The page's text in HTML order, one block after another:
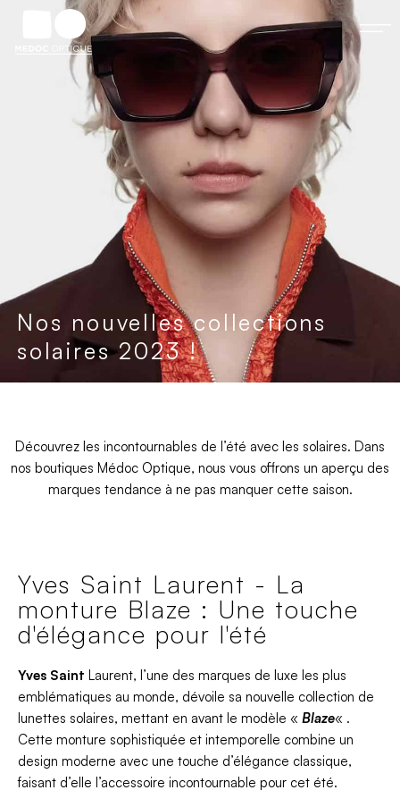
Nos nouvelles collections
solaires 2023 !
Découvrez les incontournables de l’été avec les solaires. Dans
nos boutiques Médoc Optique, nous vous offrons un aperçu des
marques tendance à ne pas manquer cette saison.
Yves Saint Laurent - La
monture Blaze : Une touche
d'élégance pour l'été
Yves Saint Laurent, l’une des marques de luxe les plus
emblématiques au monde, dévoile sa nouvelle collection de
lunettes solaires, mettant en avant le modèle « Blaze« .
Cette monture sophistiquée et intemporelle combine un
design moderne avec une touche d’élégance classique,
faisant d’elle l’accessoire incontournable pour cet été.